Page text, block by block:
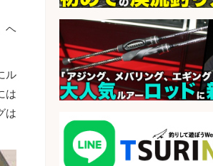
ヘ
ル
は
は